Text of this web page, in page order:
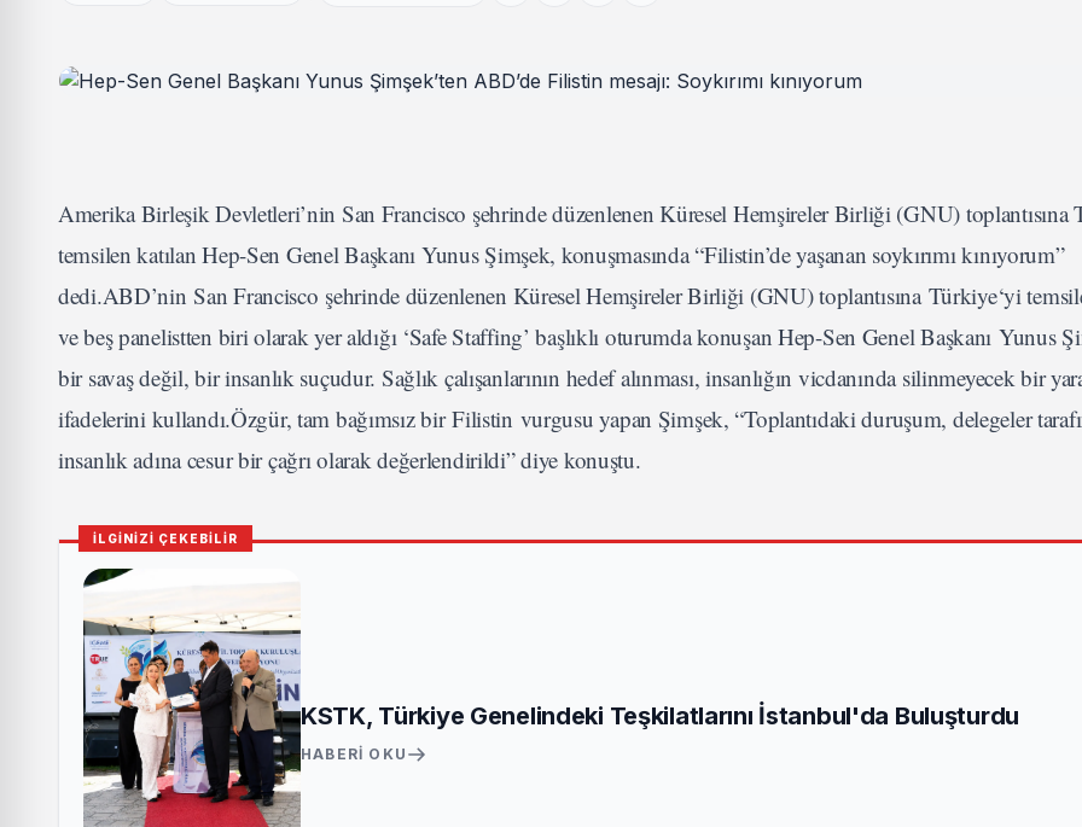
Amerika Birleşik Devletleri’nin San Francisco şehrinde düzenlenen Küresel Hemşireler Birliği (GNU) toplantısına
temsilen katılan Hep-Sen Genel Başkanı Yunus Şimşek, konuşmasında “Filistin’de yaşanan soykırımı kınıyorum”
dedi.ABD’ninSan Francisco şehrinde düzenlenen Küresel Hemşireler Birliği (GNU) toplantısına Türkiye‘yi
ve beş panelistten biri olarak yer aldığı ‘Safe Staffing’ başlıklı oturumda konuşan Hep-Sen Genel Başkanı Yunus
bir savaş değil, bir insanlık suçudur. Sağlık çalışanlarının hedef alınması, insanlığın vicdanında silinmeyecek bir
ifadelerini kullandı.Özgür, tam bağımsız birFilistin vurgusu yapan Şimşek, “Toplantıdaki duruşum, delegeler
insanlık adına cesur bir çağrı olarak değerlendirildi” diye konuştu.
İLGİNİZİ ÇEKEBİLİR
KSTK, Türkiye Genelindeki Teşkilatlarını İstanbul'da Buluşturdu
HABERI OKU